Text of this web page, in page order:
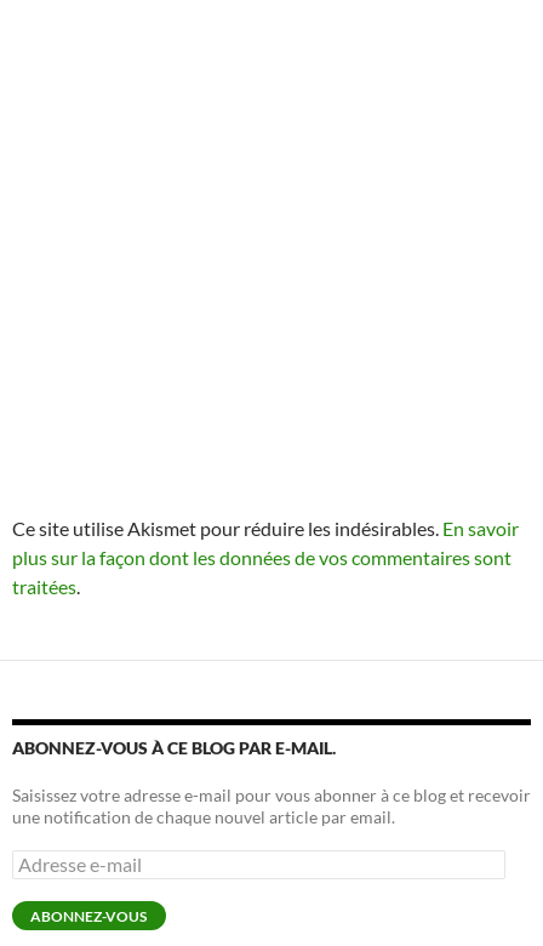
Ce site utilise Akismet pour réduire les indésirables. En savoir
plus sur la façon dont les données de vos commentaires sont
traitées.
ABONNEZ-VOUS À CE BLOG PAR E-MAIL.
Saisissez votre adresse e-mail pour vous abonner à ce blog et recevoir
une notification de chaque nouvel article par email.
Adresse
e-
mail
ABONNEZ-VOUS